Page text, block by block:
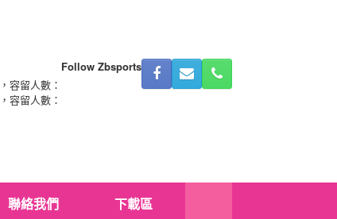
，容留人數：
，容留人數：
Follow Zbsports
聯絡我們 下載區